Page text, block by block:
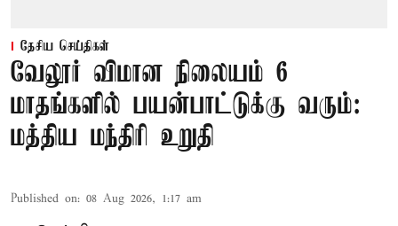
தேசிய செய்திகள்
வேலூர் விமான நிலையம் 6
மாதங்களில் பயன்பாட்டுக்கு வரும்:
மத்திய மந்திரி உறுதி
Published on: 08 Aug 2026, 1:17 am